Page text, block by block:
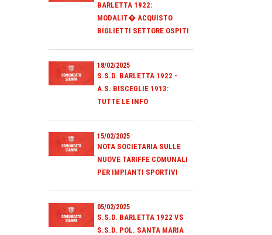
BARLETTA 1922:
MODALIT� ACQUISTO
BIGLIETTI SETTORE OSPITI
18/02/2025
S.S.D. BARLETTA 1922 -
A.S. BISCEGLIE 1913:
TUTTE LE INFO
15/02/2025
NOTA SOCIETARIA SULLE
NUOVE TARIFFE COMUNALI
PER IMPIANTI SPORTIVI
05/02/2025
S.S.D. BARLETTA 1922 VS
S.S.D. POL. SANTA MARIA